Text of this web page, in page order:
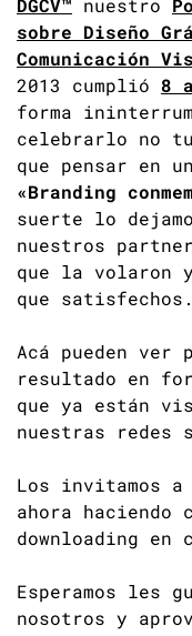
DGCV™ nuestro
sobre Diseño
Comunicación
2013 cumplió 8
forma
celebrarlo no
que pensar en
«Branding
suerte lo
nuestros
que la volaron
que satisfechos.
Acá pueden ver
resultado en
que ya están
nuestras redes
Los invitamos a
ahora haciendo
downloading en
Esperamos les
nosotros y